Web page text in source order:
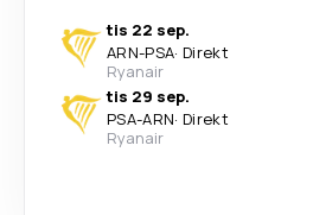
tis 22 sep.
ARN-PSA· Direkt
Ryanair
tis 29 sep.
PSA-ARN· Direkt
Ryanair